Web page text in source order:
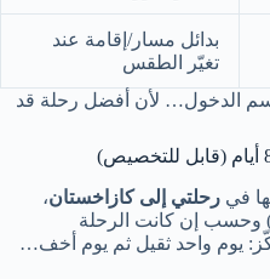
بدائل مسار/إقامة عند
تغيّر الطقس
الدخول… لأن أفضل رحلة قد
في رحلتي إلى كازاخستان،
إن كانت الرحلة
يوم واحد ثقيل ثم يوم أخف…